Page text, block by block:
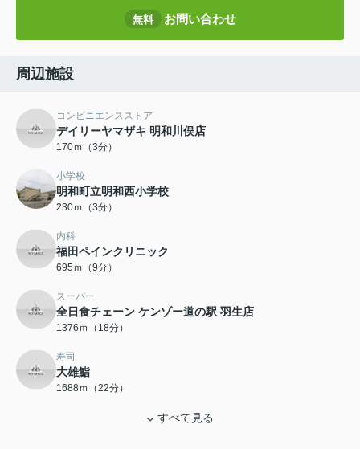
無料 お問い合わせ
周辺施設
コンビニエンスストア
デイリーヤマザキ 明和川俣店
170ｍ（3分）
小学校
明和町立明和西小学校
230ｍ（3分）
内科
福田ペインクリニック
695ｍ（9分）
スーパー
全日食チェーン ケンゾー道の駅 羽生店
1376ｍ（18分）
寿司
大雄鮨
1688ｍ（22分）
すべて見る